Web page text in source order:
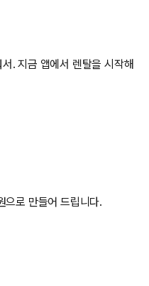
. 지금 앱에서 렌탈을 시작해
으로 만들어 드립니다.